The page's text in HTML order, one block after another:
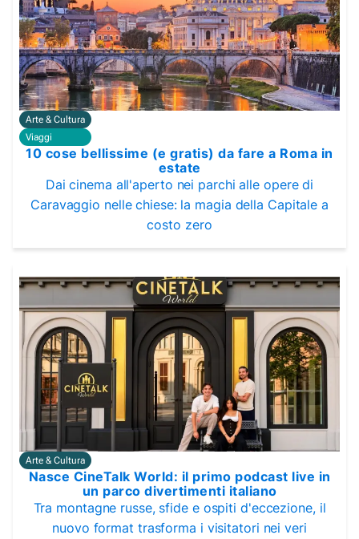
Arte & Cultura
Viaggi
10 cose bellissime (e gratis) da fare a Roma in
estate
Dai cinema all'aperto nei parchi alle opere di
Caravaggio nelle chiese: la magia della Capitale a
costo zero
Arte & Cultura
Nasce CineTalk World: il primo podcast live in
un parco divertimenti italiano
Tra montagne russe, sfide e ospiti d'eccezione, il
nuovo format trasforma i visitatori nei veri